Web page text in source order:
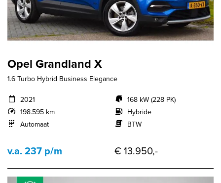
Opel Grandland X
1.6 Turbo Hybrid Business Elegance
2021
198.595 km
Automaat
168 kW (228 PK)
Hybride
BTW
v.a. 237 p/m € 13.950,-